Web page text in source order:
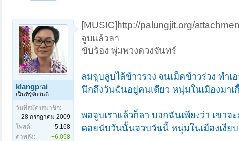
klangprai
เป็นที่รู้จักกันดี
วันที่สมัครสมาชิก:
28 กรกฎาคม 2009
โพสต์:
5,168
ค่าพลัง:
+6,058
[MUSIC]http://palungjit.org/
จูบแล้วลา
ขับร้อง พุ่มพวงดวงจันทร์
ลมจูบลูบไล้ข้าวรวง จนเม็ดข้าวร่วง ทำเอ
นึกถึงวันฉันอยู่คนเดียว หนุ่มในเมืองมาเ
พอจูบเราแล้วก็ลา บอกฉันเพียงว่า เขาจ
คอยนับวันนั้นจวบวันนี้ หนุ่มในเมืองเงียบ